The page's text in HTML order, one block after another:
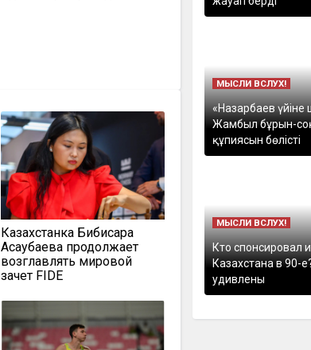
Казахстанка Бибисара
Асаубаева продолжает
возглавлять мировой
зачет FIDE
МЫСЛИ ВСЛУХ!
«Назарбаев
Жамбыл бұрын-
құпиясын бөлісті
МЫСЛИ ВСЛУХ!
Кто спонсировал
Казахстана в 90-
удивлены